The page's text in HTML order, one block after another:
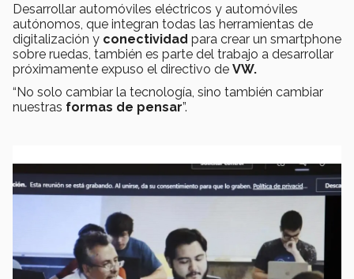
Desarrollar automóviles eléctricos y automóviles
autónomos, que integran todas las herramientas de
digitalización y conectividad para crear un smartphone
sobre ruedas, también es parte del trabajo a desarrollar
próximamente expuso el directivo de VW.
“No solo cambiar la tecnología, sino también cambiar
nuestras formas de pensar”.